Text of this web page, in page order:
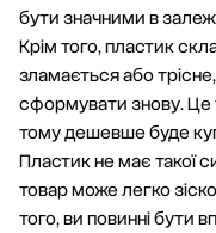
бути значними в
Крім того, пластик
зламається або
сформувати знову. Це
тому дешевше буде
Пластик не має такої
товар може легко
того, ви повинні бути